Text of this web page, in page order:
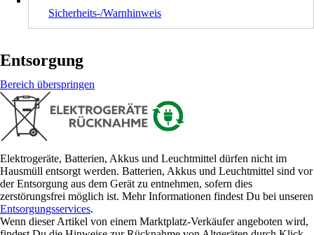
Sicherheits-/Warnhinweis
Entsorgung
Bereich überspringen
Elektrogeräte, Batterien, Akkus und Leuchtmittel dürfen nicht im
Hausmüll entsorgt werden. Batterien, Akkus und Leuchtmittel sind vor
der Entsorgung aus dem Gerät zu entnehmen, sofern dies
zerstörungsfrei möglich ist. Mehr Informationen findest Du bei unseren
Entsorgungsservices.
Wenn dieser Artikel von einem Marktplatz-Verkäufer angeboten wird,